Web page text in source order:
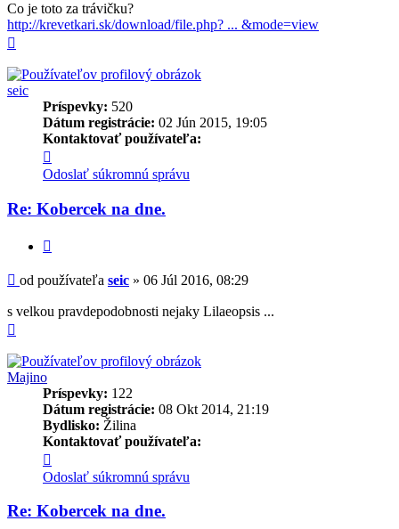
Co je toto za trávičku?
http://krevetkari.sk/download/file.php? ... &mode=view
seic
Príspevky: 520
Dátum registrácie: 02 Jún 2015, 19:05
Kontaktovať používateľa:
informácie
používateľa
seic
Odoslať súkromnú správu
Re: Kobercek na dne.
Príspevok
od používateľa seic » 06 Júl 2016, 08:29
s velkou pravdepodobnosti nejaky Lilaeopsis ...
Majino
Príspevky: 122
Dátum registrácie: 08 Okt 2014, 21:19
Bydlisko: Žilina
Kontaktovať používateľa:
informácie
používateľa
Majino
Odoslať súkromnú správu
Re: Kobercek na dne.